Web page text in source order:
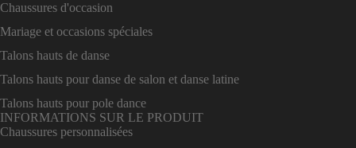
Chaussures d'occasion
Mariage et occasions spéciales
Talons hauts de danse
Talons hauts pour danse de salon et danse latine
Talons hauts pour pole dance
INFORMATIONS SUR LE PRODUIT
Chaussures personnalisées